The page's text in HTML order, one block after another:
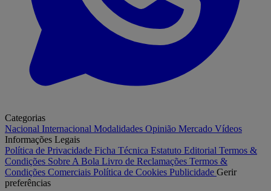
Categorias
Nacional Internacional Modalidades Opinião Mercado Vídeos
Informações Legais
Política de Privacidade Ficha Técnica Estatuto Editorial Termos &
Condições Sobre A Bola Livro de Reclamações Termos &
Condições Comerciais Política de Cookies Publicidade Gerir
preferências